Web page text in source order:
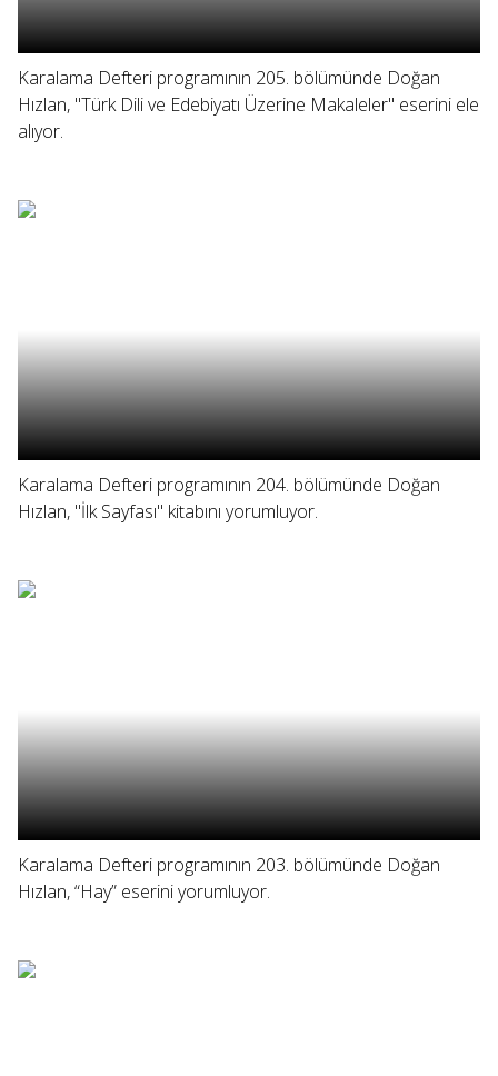
Karalama Defteri programının 205. bölümünde Doğan
Hızlan, "Türk Dili ve Edebiyatı Üzerine Makaleler" eserini ele
alıyor.
Karalama Defteri programının 204. bölümünde Doğan
Hızlan, "İlk Sayfası" kitabını yorumluyor.
Karalama Defteri programının 203. bölümünde Doğan
Hızlan, “Hay” eserini yorumluyor.